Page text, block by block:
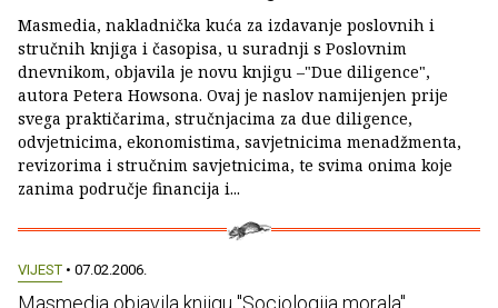
Masmedia, nakladnička kuća za izdavanje poslovnih i
stručnih knjiga i časopisa, u suradnji s Poslovnim
dnevnikom, objavila je novu knjigu –"Due diligence",
autora Petera Howsona. Ovaj je naslov namijenjen prije
svega praktičarima, stručnjacima za due diligence,
odvjetnicima, ekonomistima, savjetnicima menadžmenta,
revizorima i stručnim savjetnicima, te svima onima koje
zanima područje financija i...
VIJEST • 07.02.2006.
Masmedia objavila knjigu "Sociologija morala"